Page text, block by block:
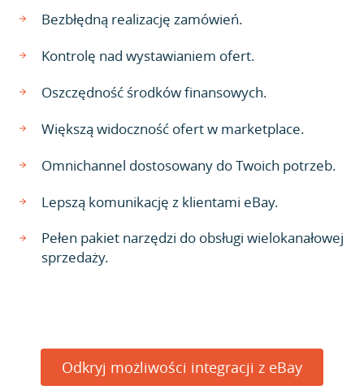
Bezbłędną realizację zamówień.
Kontrolę nad wystawianiem ofert.
Oszczędność środków finansowych.
Większą widoczność ofert w marketplace.
Omnichannel dostosowany do Twoich potrzeb.
Lepszą komunikację z klientami eBay.
Pełen pakiet narzędzi do obsługi wielokanałowej
sprzedaży.
Odkryj możliwości integracji z eBay